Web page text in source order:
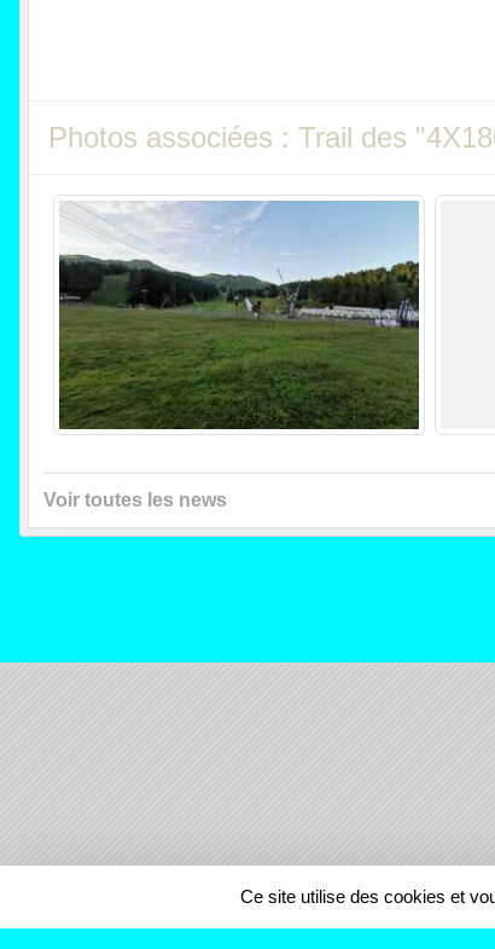
Photos associées : Trail des
Voir toutes les news
REGIONS
Ce site utilise des cookies et